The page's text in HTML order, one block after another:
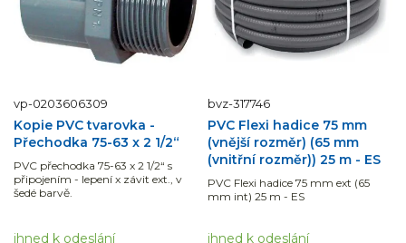
vp-0203606309
Kopie PVC tvarovka -
Přechodka 75-63 x 2 1/2“
PVC přechodka 75-63 x 2 1/2“ s
připojením - lepení x závit ext., v
šedé barvě.
ihned k odeslání
bvz-317746
PVC Flexi hadice 75 mm
(vnější rozměr) (65 mm
(vnitřní rozměr)) 25 m - ES
PVC Flexi hadice 75 mm ext (65
mm int) 25 m - ES
ihned k odeslání